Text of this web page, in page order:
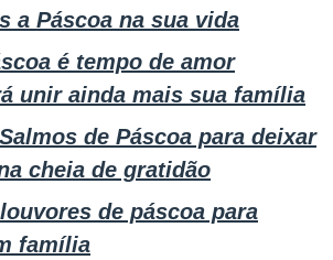
a Páscoa na sua vida
é tempo de amor
unir ainda mais sua família
de Páscoa para deixar
cheia de gratidão
de páscoa para
família